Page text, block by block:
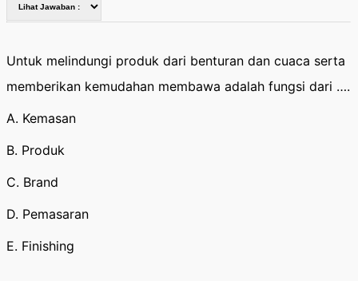
Untuk melindungi produk dari benturan dan cuaca serta
memberikan kemudahan membawa adalah fungsi dari ….
A. Kemasan
B. Produk
C. Brand
D. Pemasaran
E. Finishing